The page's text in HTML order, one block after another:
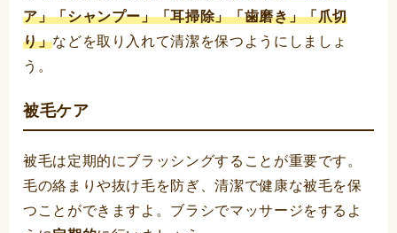
ア」「シャンプー」「耳掃除」「歯磨き」「爪切
り」などを取り入れて清潔を保つようにしましょ
う。
被毛ケア
被毛は定期的にブラッシングすることが重要です。
毛の絡まりや抜け毛を防ぎ、清潔で健康な被毛を保
つことができますよ。ブラシでマッサージをするよ